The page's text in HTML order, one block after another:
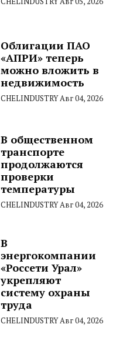
Облигации ПАО
«АПРИ» теперь
можно вложить в
недвижимость
CHELINDUSTRYАвг 04, 2026
В общественном
транспорте
продолжаются
проверки
температуры
CHELINDUSTRYАвг 04, 2026
В
энергокомпании
«Россети Урал»
укрепляют
систему охраны
труда
CHELINDUSTRYАвг 04, 2026